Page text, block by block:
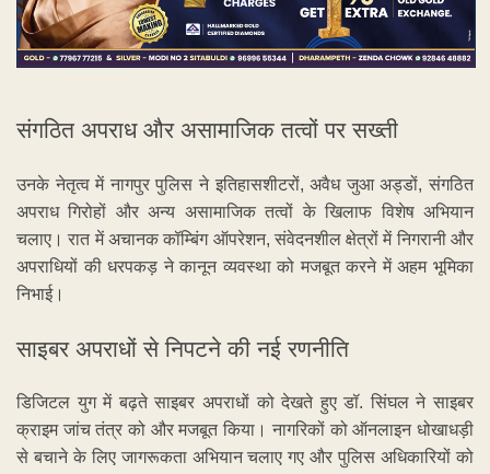
संगठित अपराध और असामाजिक तत्वों पर सख्ती
उनके नेतृत्व में नागपुर पुलिस ने इतिहासशीटरों, अवैध जुआ अड्डों, संगठित
अपराध गिरोहों और अन्य असामाजिक तत्वों के खिलाफ विशेष अभियान
चलाए। रात में अचानक कॉम्बिंग ऑपरेशन, संवेदनशील क्षेत्रों में निगरानी और
अपराधियों की धरपकड़ ने कानून व्यवस्था को मजबूत करने में अहम भूमिका
निभाई।
साइबर अपराधों से निपटने की नई रणनीति
डिजिटल युग में बढ़ते साइबर अपराधों को देखते हुए डॉ. सिंघल ने साइबर
क्राइम जांच तंत्र को और मजबूत किया। नागरिकों को ऑनलाइन धोखाधड़ी
से बचाने के लिए जागरूकता अभियान चलाए गए और पुलिस अधिकारियों को